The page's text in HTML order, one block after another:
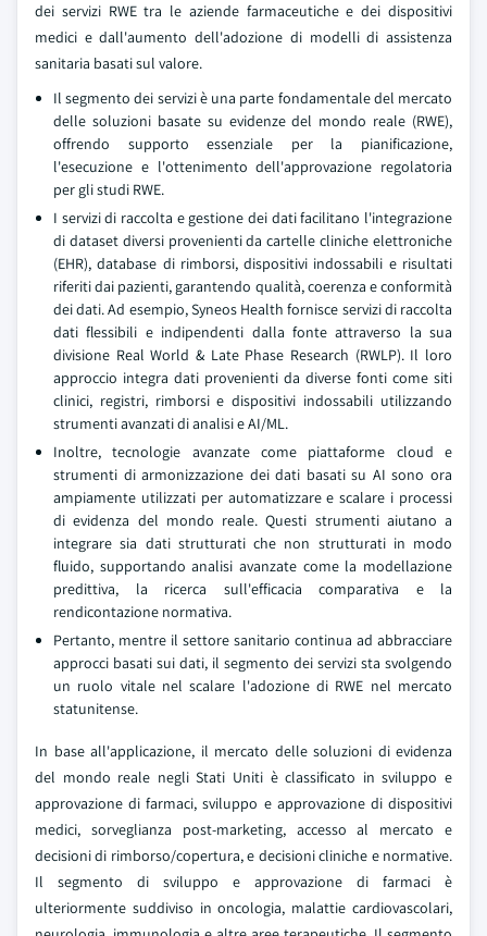
dei servizi RWE tra le aziende farmaceutiche e dei dispositivi
medici e dall'aumento dell'adozione di modelli di assistenza
sanitaria basati sul valore.
Il segmento dei servizi è una parte fondamentale del mercato
delle soluzioni basate su evidenze del mondo reale (RWE),
offrendo supporto essenziale per la pianificazione,
l'esecuzione e l'ottenimento dell'approvazione regolatoria
per gli studi RWE.
I servizi di raccolta e gestione dei dati facilitano l'integrazione
di dataset diversi provenienti da cartelle cliniche elettroniche
(EHR), database di rimborsi, dispositivi indossabili e risultati
riferiti dai pazienti, garantendo qualità, coerenza e conformità
dei dati. Ad esempio, Syneos Health fornisce servizi di raccolta
dati flessibili e indipendenti dalla fonte attraverso la sua
divisione Real World & Late Phase Research (RWLP). Il loro
approccio integra dati provenienti da diverse fonti come siti
clinici, registri, rimborsi e dispositivi indossabili utilizzando
strumenti avanzati di analisi e AI/ML.
Inoltre, tecnologie avanzate come piattaforme cloud e
strumenti di armonizzazione dei dati basati su AI sono ora
ampiamente utilizzati per automatizzare e scalare i processi
di evidenza del mondo reale. Questi strumenti aiutano a
integrare sia dati strutturati che non strutturati in modo
fluido, supportando analisi avanzate come la modellazione
predittiva, la ricerca sull'efficacia comparativa e la
rendicontazione normativa.
Pertanto, mentre il settore sanitario continua ad abbracciare
approcci basati sui dati, il segmento dei servizi sta svolgendo
un ruolo vitale nel scalare l'adozione di RWE nel mercato
statunitense.
In base all'applicazione, il mercato delle soluzioni di evidenza
del mondo reale negli Stati Uniti è classificato in sviluppo e
approvazione di farmaci, sviluppo e approvazione di dispositivi
medici, sorveglianza post-marketing, accesso al mercato e
decisioni di rimborso/copertura, e decisioni cliniche e normative.
Il segmento di sviluppo e approvazione di farmaci è
ulteriormente suddiviso in oncologia, malattie cardiovascolari,